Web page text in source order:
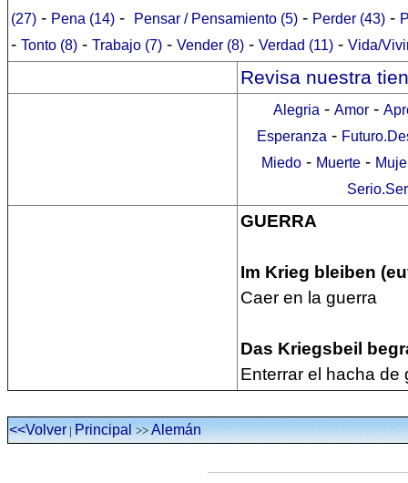
(27) - Pena (14) - Pensar / Pensamiento (5) - Perder (43) -
- Tonto (8) - Trabajo (7) - Vender (8) - Verdad (11) - Vida/
Revisa nuestra
Alegria - Amor-
Esperanza -
Miedo - Muerte -
GUERRA
Im Krieg bleiben
Caer en la guerra
Das Kriegsbeil
Enterrar el hacha de
<<Volver|Principal >>Alemán